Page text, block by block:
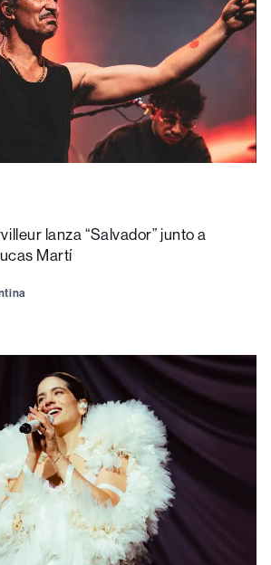
lanza “Salvador” junto a
Martí